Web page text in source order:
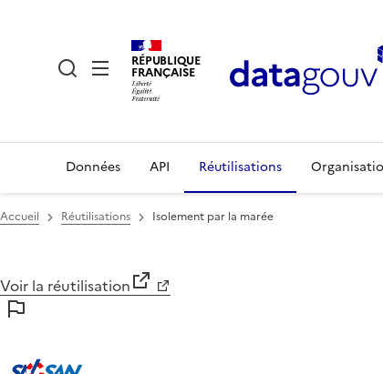
RÉPUBLIQUE
FRANÇAISE
Données API Réutilisations
Accueil Réutilisations Isolement par la marée
Voir la réutilisation